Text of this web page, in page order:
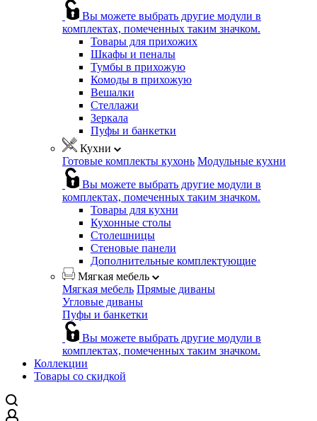
Вы можете выбрать другие модули в
комплектах, помеченных таким значком.
Товары для прихожих
Шкафы и пеналы
Тумбы в прихожую
Комоды в прихожую
Вешалки
Стеллажи
Зеркала
Пуфы и банкетки
Кухни
Готовые комплекты кухонь Модульные кухни
Вы можете выбрать другие модули в
комплектах, помеченных таким значком.
Товары для кухни
Кухонные столы
Столешницы
Стеновые панели
Дополнительные комплектующие
Мягкая мебель
Мягкая мебель Прямые диваны
Угловые диваны
Пуфы и банкетки
Вы можете выбрать другие модули в
комплектах, помеченных таким значком.
Коллекции
Товары со скидкой